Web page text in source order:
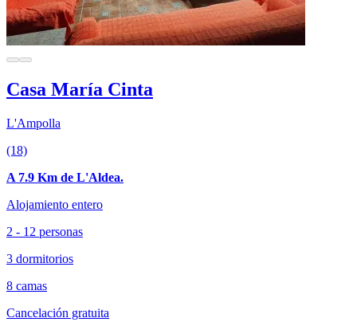
Casa María Cinta
L'Ampolla
(18)
A 7.9 Km de L'Aldea.
Alojamiento entero
2 - 12 personas
3 dormitorios
8 camas
Cancelación gratuita